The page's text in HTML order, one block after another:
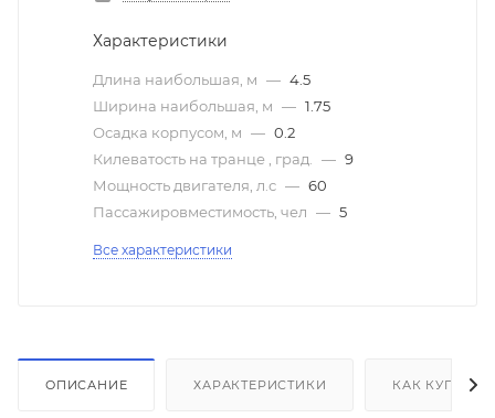
Характеристики
Длина наибольшая, м — 4.5
Ширина наибольшая, м — 1.75
Осадка корпусом, м — 0.2
Килеватость на транце , град.
— 9
Мощность двигателя, л.с — 60
Пассажировместимость, чел — 5
Все характеристики
ОПИСАНИЕ ХАРАКТЕРИСТИКИ КАК КУПИТЬ